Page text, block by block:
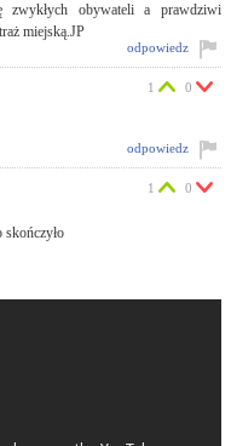
zwykłych obywateli a prawdziwi
miejską.JP
odpowiedz
1 0
odpowiedz
1 0